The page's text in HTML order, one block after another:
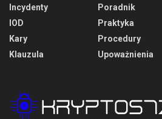
Incydenty
IOD
Kary
Klauzula
Poradnik
Praktyka
Procedury
Upoważnienia